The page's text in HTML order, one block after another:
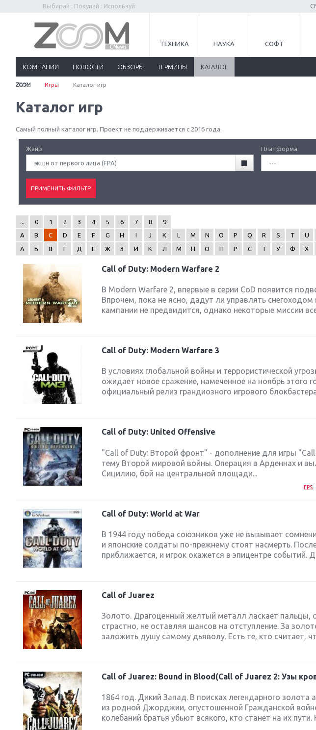
Выбирай : Покупай : Используй
ТЕХНИКА НАУКА СОФТ
КОМПАНИИ НОВОСТИ ОБЗОРЫ ТЕРМИНЫ КАТАЛОГ
Игры Каталог игр
Каталог игр
Самый полный каталог игр. Проект не поддерживается с 2016 года.
Жанр:
экшн от первого лица (FPA)
Платформа:
---
0 1 2 3 4 5 6 7 8
9
A
B C D E F G H I J K L M N O P Q R S T U
А
Б В Г Д Е Ж З И К Л М Н О П Р С Т У Ф Х
Call of Duty: Modern Warfare 2
В Modern Warfare 2, впервые в серии CoD появится
Впрочем, пока не ясно, дадут ли управлять
кампании не предвидится, однако некоторые миссии
Call of Duty: Modern Warfare 3
В условиях глобальной войны и террористической
ожидает новое сражение, намеченное на ноябрь этого
официальный релиз грандиозного игрового
Call of Duty: United Offensive
"Call of Duty: Второй фронт" - дополнение для игры
тему Второй мировой войны. Операция в Арденнах и
Сицилию, бой на центральной площади...
FPS
Call of Duty: World at War
В 1944 году победа союзников уже не вызывает
и японские солдаты по-прежнему стоят насмерть.
приближается, и игрок окажется в эпицентре событий.
Call of Juarez
Золото. Драгоценный желтый металл ласкает пальцы,
страстно, не оставляя шансов на отступление. За
заложить душу самому дьяволу. Есть те, кто считает,
Call of Juarez: Bound in Blood(Call of Juarez 2: Узы
1864 год. Дикий Запад. В поисках легендарного
из родной Джорджии, опустошенной Гражданской
колебаний братья убьют всякого, кто станет на их
Next